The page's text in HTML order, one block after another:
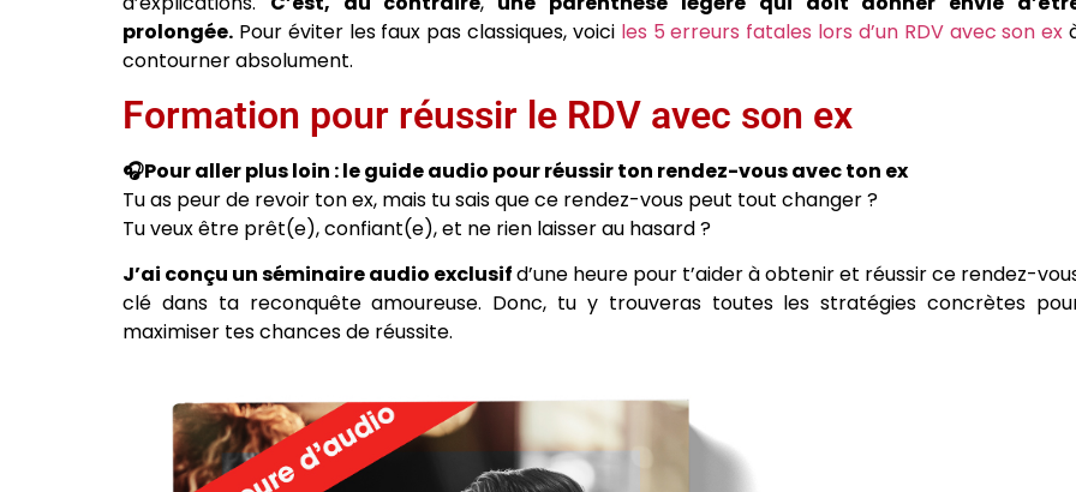
prolongée. Pour éviter les faux pas classiques, voici les 5 erreurs fatales lors d’un RDV avec son ex
contourner absolument.
Formation pour réussir le RDV avec son ex
🎧Pour aller plus loin : le guide audio pour réussir ton rendez-vous avec ton ex
Tu as peur de revoir ton ex, mais tu sais que ce rendez-vous peut tout changer ?
Tu veux être prêt(e), confiant(e), et ne rien laisser au hasard ?
J’ai conçu un séminaire audio exclusifd’une heure pour t’aider à obtenir et réussir ce rendez-
clé dans ta reconquête amoureuse. Donc, tu y trouveras toutes les stratégies concrètes
maximiser tes chances de réussite.